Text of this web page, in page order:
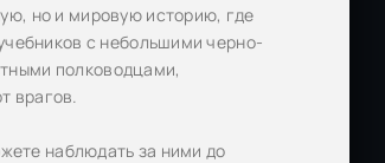
но и мировую историю, где
с небольшими черно-
полководцами,
врагов.
наблюдать за ними до